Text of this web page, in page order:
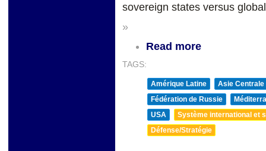
sovereign states versus
»
Read more
TAGS:
Amérique Latine
Asie Centrale
Fédération de Russie
USA
Système international et
Défense/Stratégie